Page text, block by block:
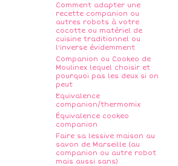
Comment adapter une
recette companion ou
autres robots à votre
cocotte ou matériel de
cuisine traditionnel ou
l'inverse évidemment
Companion ou Cookeo de
Moulinex lequel choisir et
pourquoi pas les deux si on
peut
Equivalence
companion/thermomix
Équivalence cookeo
companion
Faire sa lessive maison au
savon de Marseille (au
companion ou autre robot
mais aussi sans)